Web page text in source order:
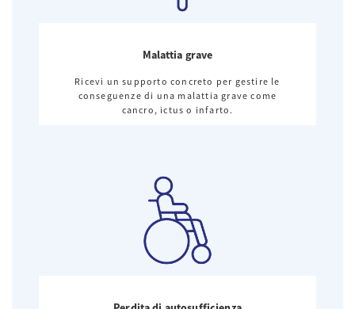
Malattia grave
Ricevi un supporto concreto per gestire le
conseguenze di una malattia grave come
cancro, ictus o infarto.